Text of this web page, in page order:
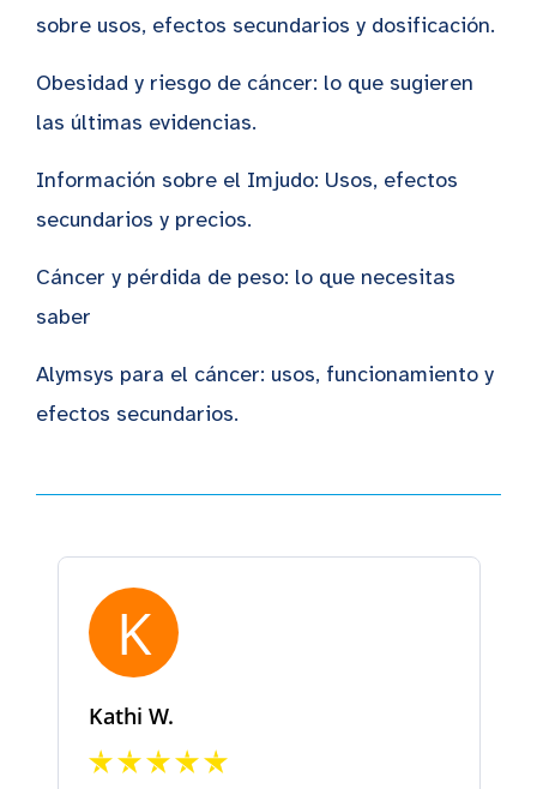
sobre usos, efectos secundarios y dosificación.
Obesidad y riesgo de cáncer: lo que sugieren
las últimas evidencias.
Información sobre el Imjudo: Usos, efectos
secundarios y precios.
Cáncer y pérdida de peso: lo que necesitas
saber
Alymsys para el cáncer: usos, funcionamiento y
efectos secundarios.